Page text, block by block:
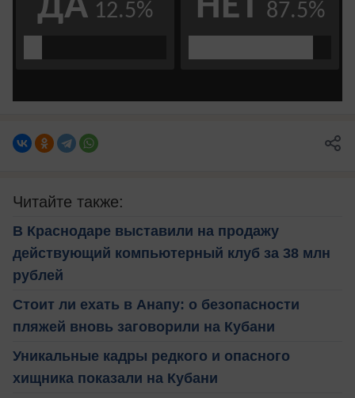
Читайте также:
В Краснодаре выставили на продажу
действующий компьютерный клуб за 38 млн
рублей
Стоит ли ехать в Анапу: о безопасности
пляжей вновь заговорили на Кубани
Уникальные кадры редкого и опасного
хищника показали на Кубани